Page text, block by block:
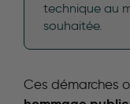
technique au
souhaitée.
Ces démarches